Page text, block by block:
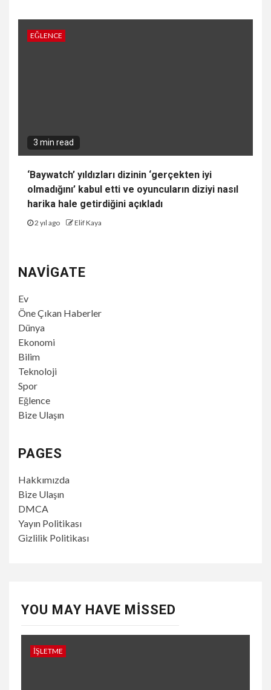
EĞLENCE
3 min read
‘Baywatch’ yıldızları dizinin ‘gerçekten iyi
olmadığını’ kabul etti ve oyuncuların diziyi nasıl
harika hale getirdiğini açıkladı
2 yıl ago Elif Kaya
NAVIGATE
Ev
Öne Çıkan Haberler
Dünya
Ekonomi
Bilim
Teknoloji
Spor
Eğlence
Bize Ulaşın
PAGES
Hakkımızda
Bize Ulaşın
DMCA
Yayın Politikası
Gizlilik Politikası
YOU MAY HAVE MISSED
İŞLETME